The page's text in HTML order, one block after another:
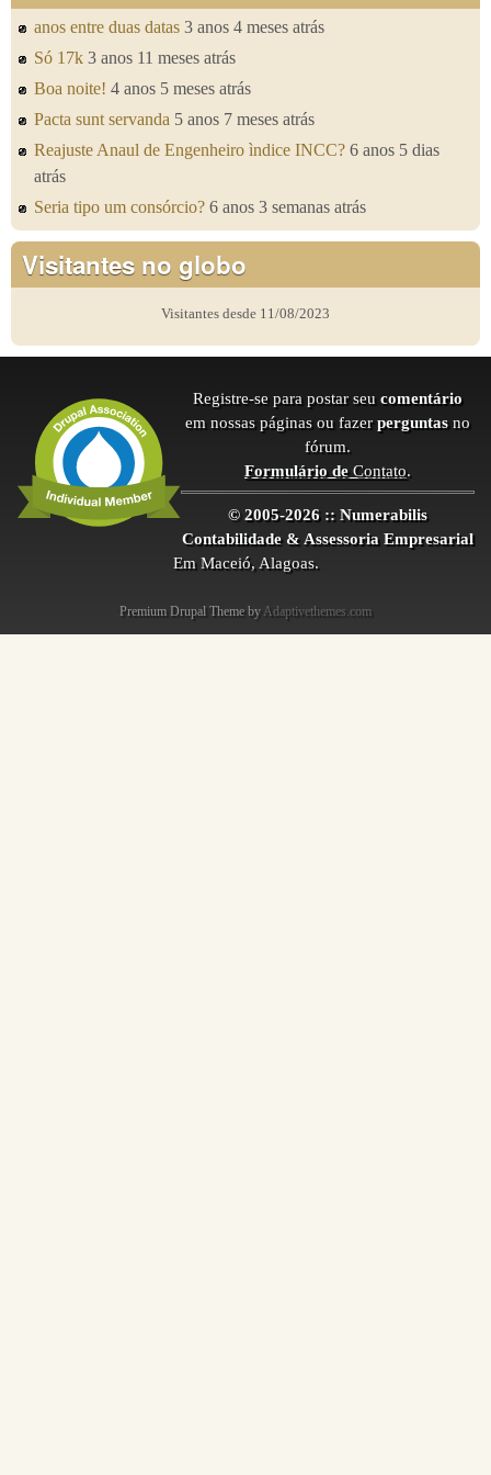
anos entre duas datas 3 anos 4 meses atrás
Só 17k 3 anos 11 meses atrás
Boa noite! 4 anos 5 meses atrás
Pacta sunt servanda 5 anos 7 meses atrás
Reajuste Anaul de Engenheiro ìndice INCC? 6 anos 5 dias
atrás
Seria tipo um consórcio? 6 anos 3 semanas atrás
Visitantes no globo
Visitantes desde 11/08/2023
Registre-se para postar seu comentário
em nossas páginas ou fazer perguntas no
fórum.
Formulário deContato.
© 2005-2026 :: Numerabilis
Contabilidade & Assessoria Empresarial
Em Maceió, Alagoas.
Premium Drupal Theme by Adaptivethemes.com